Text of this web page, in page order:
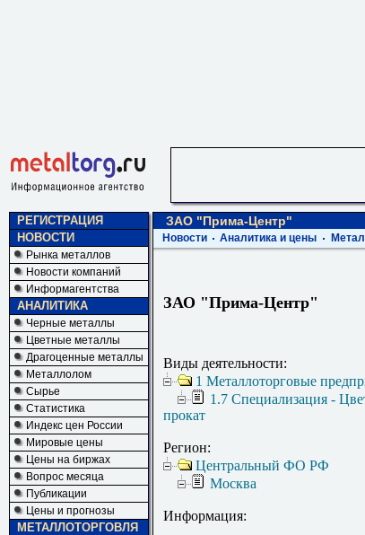
РЕГИСТРАЦИЯ
НОВОСТИ
Рынка металлов
Новости компаний
Информагентства
АНАЛИТИКА
Черные металлы
Цветные металлы
Драгоценные металлы
Металлолом
Сырье
Статистика
Индекс цен России
Мировые цены
Цены на биржах
Вопрос месяца
Публикации
Цены и прогнозы
МЕТАЛЛОТОРГОВЛЯ
ЗАО "Прима-Центр"
Новости Аналитика и цены
ЗАО "Прима-Центр"
Виды деятельности:
1 Металлоторговые
1.7 Специализация -
прокат
Регион:
Центральный ФО РФ
Москва
Информация: